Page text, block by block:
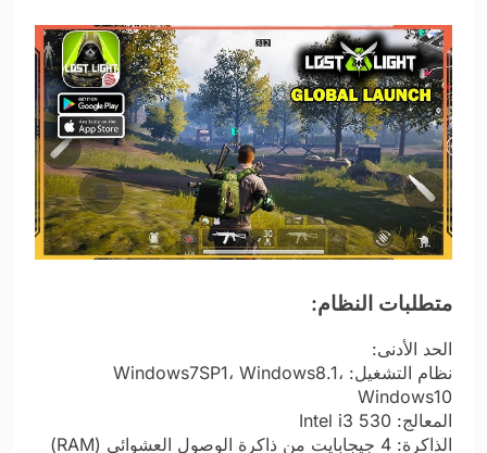
متطلبات النظام:
الحد الأدنى:
نظام التشغيل: Windows7SP1، Windows8.1،
Windows10
المعالج: Intel i3 530
الذاكرة: 4 جيجابايت من ذاكرة الوصول العشوائي (RAM)